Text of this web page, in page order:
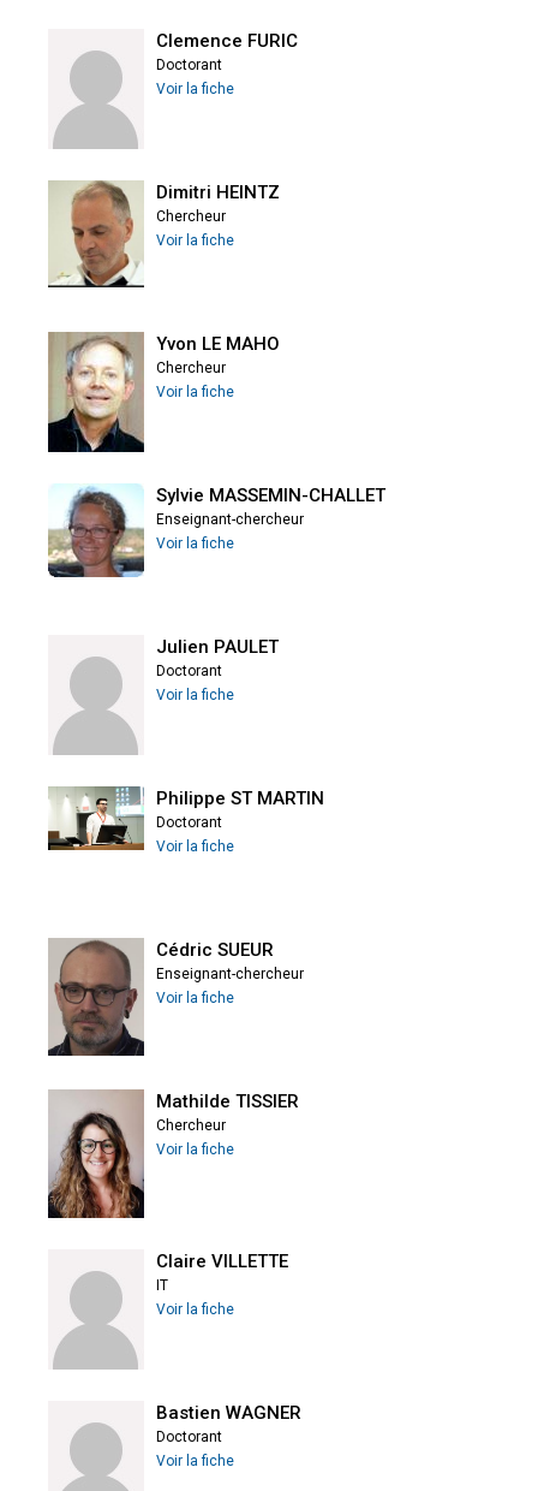
Clemence FURIC
Doctorant
Voir la fiche
Dimitri HEINTZ
Chercheur
Voir la fiche
Yvon LE MAHO
Chercheur
Voir la fiche
Sylvie MASSEMIN-CHALLET
Enseignant-chercheur
Voir la fiche
Julien PAULET
Doctorant
Voir la fiche
Philippe ST MARTIN
Doctorant
Voir la fiche
Cédric SUEUR
Enseignant-chercheur
Voir la fiche
Mathilde TISSIER
Chercheur
Voir la fiche
Claire VILLETTE
IT
Voir la fiche
Bastien WAGNER
Doctorant
Voir la fiche